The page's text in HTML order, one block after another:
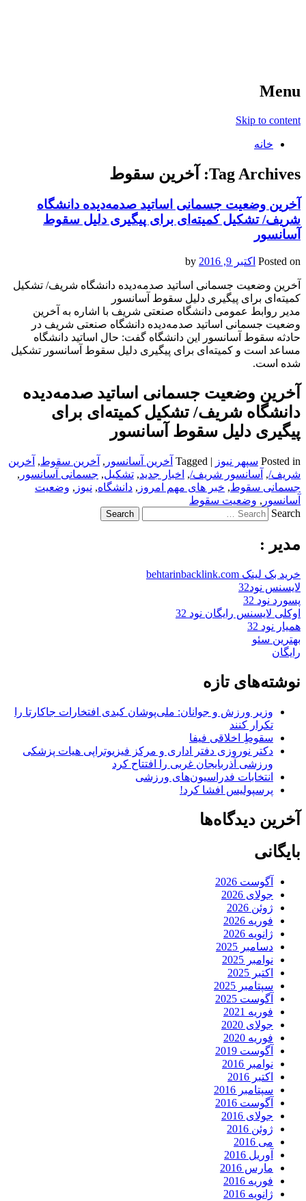
Menu
Skip to content
خانه
Tag Archives: آخرین سقوط
آخرین وضعیت جسمانی اساتید صدمه‌دیده دانشگاه
شریف/ تشکیل کمیته‌ای برای پیگیری دلیل سقوط
آسانسور
Posted on اکتبر 9, 2016
آخرین وضعیت جسمانی اساتید صدمه‌دیده دانشگاه شریف/ تشکیل
کمیته‌ای برای پیگیری دلیل سقوط آسانسور
مدیر روابط عمومی دانشگاه صنعتی شریف با اشاره به آخرین
وضعیت جسمانی اساتید صدمه‌دیده دانشگاه صنعتی شریف در
حادثه سقوط آسانسور این دانشگاه گفت: حال اساتید دانشگاه
مساعد است و کمیته‌ای برای پیگیری دلیل سقوط آسانسور تشکیل
شده است.
آخرین وضعیت جسمانی اساتید صدمه‌دیده
دانشگاه شریف/ تشکیل کمیته‌ای برای
پیگیری دلیل سقوط آسانسور
Posted in سپهر نیوز |
Tagged آخرین آسانسور , آخرین سقوط, آخرین
شریف/, آسانسور شریف/, اخبار جدید, تشکیل, جسمانی آسانسور ,
جسمانی سقوط, خبر های مهم امروز , دانشگاه, نیوز , وضعیت
آسانسور , وضعیت سقوط
Search
مدیر :
خرید بک لینک behtarinbacklink.com
لایسنس نود32
پسورد نود 32
اوکلی لایسنس رایگان نود 32
همیار نود 32
بهترین سئو
رایگان
نوشته‌های تازه
وزیر ورزش و جوانان: ملی‌پوشان کبدی افتخارات جاکارتا را
تکرار کنند
سقوطِ اخلاقی فیفا
دکتر نوروزی دفتر اداری و مرکز فیزیوتراپی هیات پزشکی
ورزشی آذربایجان غربی را افتتاح کرد
انتخابات فدراسیون‌های ورزشی
پرسپولیس افشا کرد!
آخرین دیدگاه‌ها
بایگانی
آگوست 2026
جولای 2026
ژوئن 2026
فوریه 2026
ژانویه 2026
دسامبر 2025
نوامبر 2025
اکتبر 2025
سپتامبر 2025
آگوست 2025
فوریه 2021
جولای 2020
فوریه 2020
آگوست 2019
نوامبر 2016
اکتبر 2016
سپتامبر 2016
آگوست 2016
جولای 2016
ژوئن 2016
می 2016
آوریل 2016
مارس 2016
فوریه 2016
ژانویه 2016